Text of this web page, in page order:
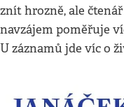
znít hrozně, ale
navzájem poměřuje
U záznamů jde víc o